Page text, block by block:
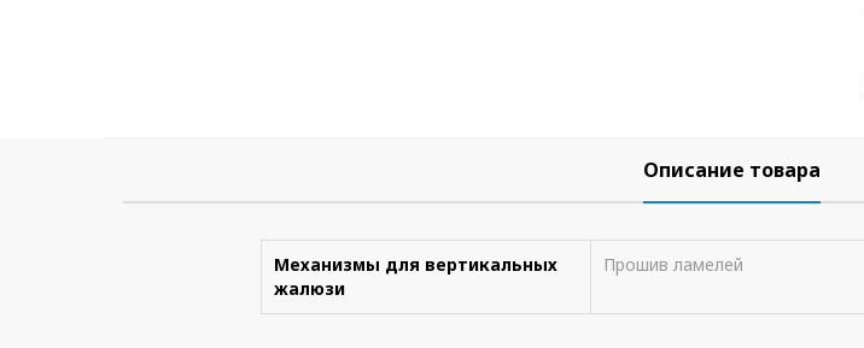
Описание товара
Механизмы для вертикальных
жалюзи
Прошив ламелей